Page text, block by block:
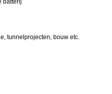
batterij
tunnelprojecten, bouw etc.